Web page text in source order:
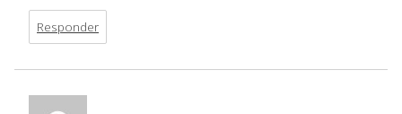
Responder